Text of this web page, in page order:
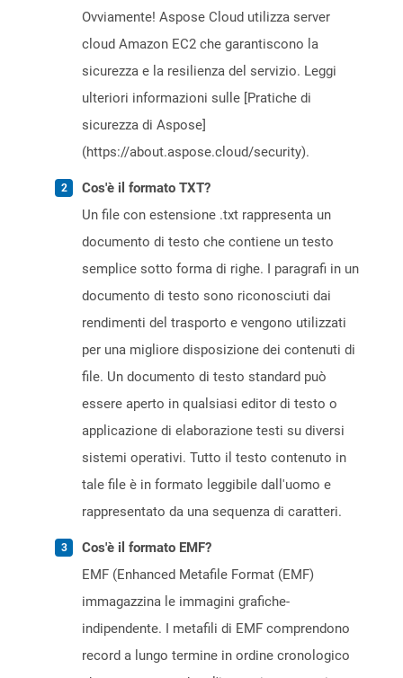
Ovviamente! Aspose Cloud utilizza server
cloud Amazon EC2 che garantiscono la
sicurezza e la resilienza del servizio. Leggi
ulteriori informazioni sulle [Pratiche di
sicurezza di Aspose]
(https://about.aspose.cloud/security).
Cos'è il formato TXT?
Un file con estensione .txt rappresenta un
documento di testo che contiene un testo
semplice sotto forma di righe. I paragrafi in un
documento di testo sono riconosciuti dai
rendimenti del trasporto e vengono utilizzati
per una migliore disposizione dei contenuti di
file. Un documento di testo standard può
essere aperto in qualsiasi editor di testo o
applicazione di elaborazione testi su diversi
sistemi operativi. Tutto il testo contenuto in
tale file è in formato leggibile dall'uomo e
rappresentato da una sequenza di caratteri.
Cos'è il formato EMF?
EMF (Enhanced Metafile Format (EMF)
immagazzina le immagini grafiche-
indipendente. I metafili di EMF comprendono
record a lungo termine in ordine cronologico